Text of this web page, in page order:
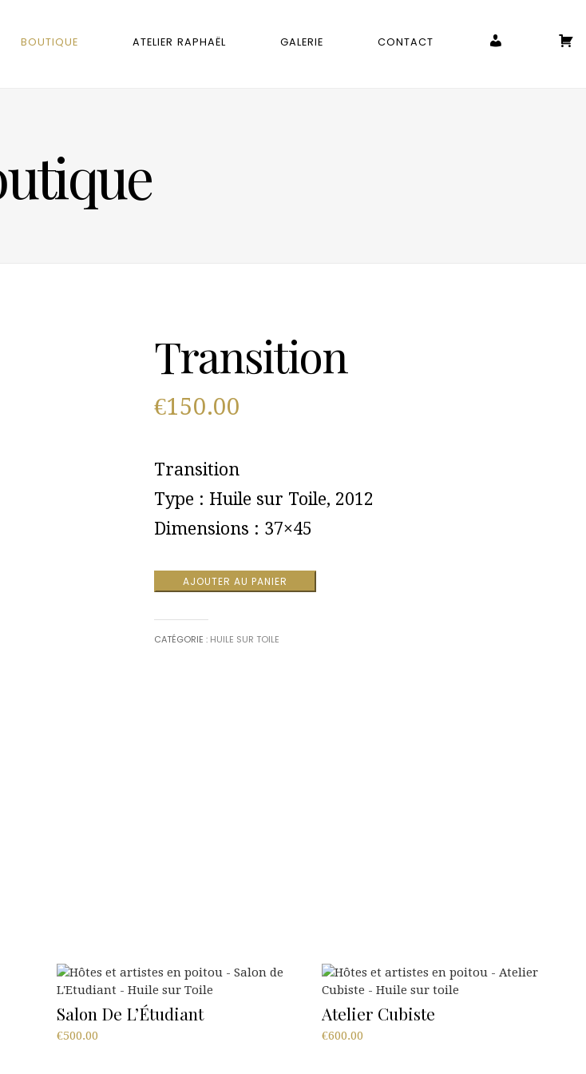
BOUTIQUE ATELIER RAPHAËL GALERIE CONTACT MON COMPTE
Transition
€150.00
Transition
Type : Huile sur Toile, 2012
Dimensions : 37×45
AJOUTER AU PANIER
CATÉGORIE : HUILE SUR TOILE
Salon De L’Étudiant
€500.00
Atelier Cubiste
€600.00